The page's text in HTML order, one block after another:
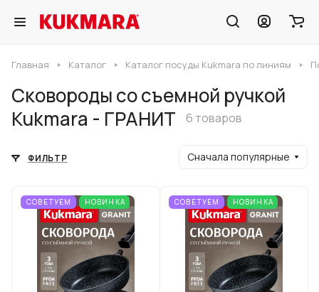
Главная Каталог Каталог посуды Kukmara по линиям
Сковороды со съемной ручкой
Kukmara - ГРАНИТ
6 товаров
ФИЛЬТР Сначала популярные
СОВЕТУЕМ НОВИНКА СОВЕТУЕМ НОВИНКА